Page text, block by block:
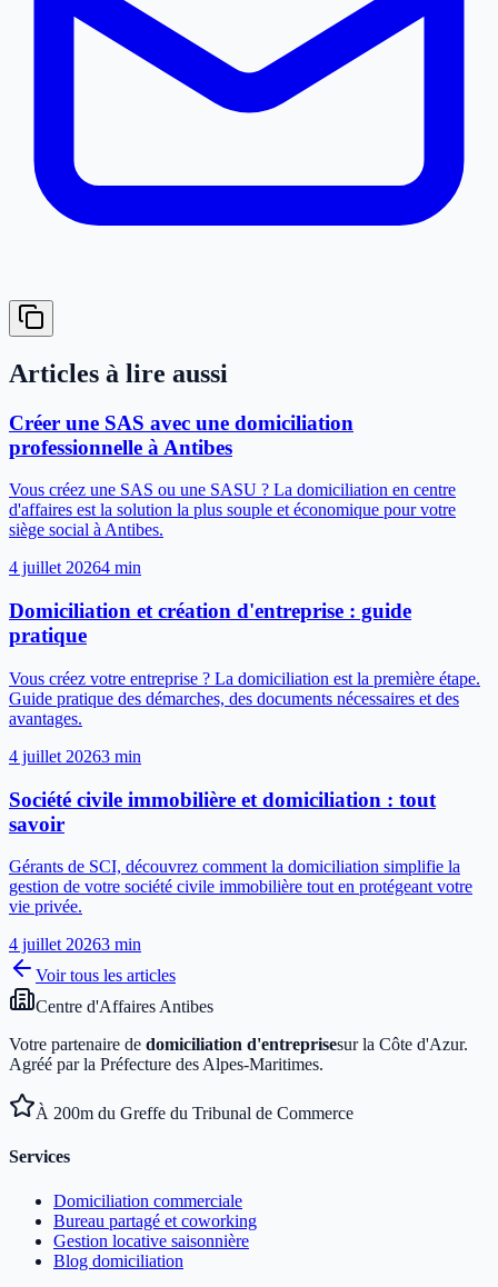
Articles à lire aussi
Créer une SAS avec une domiciliation
professionnelle à Antibes
Vous créez une SAS ou une SASU ? La domiciliation en centre
d'affaires est la solution la plus souple et économique pour votre
siège social à Antibes.
4 juillet 20264 min
Domiciliation et création d'entreprise : guide
pratique
Vous créez votre entreprise ? La domiciliation est la première étape.
Guide pratique des démarches, des documents nécessaires et des
avantages.
4 juillet 20263 min
Société civile immobilière et domiciliation : tout
savoir
Gérants de SCI, découvrez comment la domiciliation simplifie la
gestion de votre société civile immobilière tout en protégeant votre
vie privée.
4 juillet 20263 min
Voir tous les articles
Centre d'Affaires Antibes
Votre partenaire de domiciliation d'entreprisesur la Côte d'Azur.
Agréé par la Préfecture des Alpes-Maritimes.
À 200m du Greffe du Tribunal de Commerce
Services
Domiciliation commerciale
Bureau partagé et coworking
Gestion locative saisonnière
Blog domiciliation